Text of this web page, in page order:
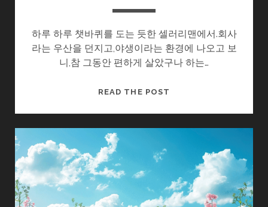
하루 하루 챗바퀴를 도는 듯한 셀러리맨에서.회사
라는 우산을 던지고,야생이라는 환경에 나오고 보
니,참 그동안 편하게 살았구나 하는…
READ THE POST